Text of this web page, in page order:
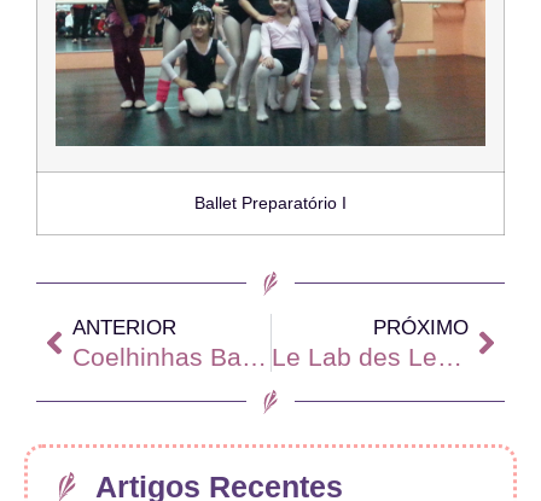
Ballet Preparatório I
ANTERIOR
Coelhinhas Bailarinas…
PRÓXIMO
Le Lab des Le Rêve: Movimentos e Rabiscos
Artigos Recentes